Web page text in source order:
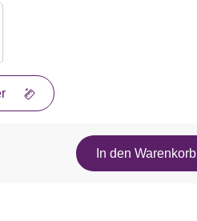
In den Warenkorb